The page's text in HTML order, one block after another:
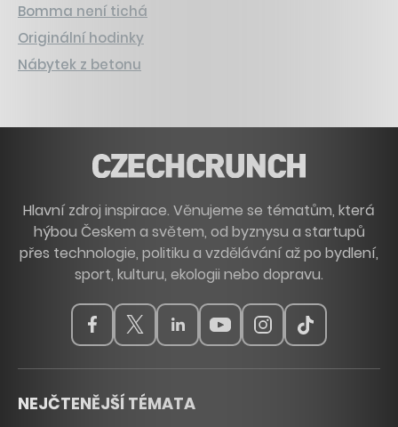
Bomma není tichá
Originální hodinky
Nábytek z betonu
Hlavní zdroj inspirace. Věnujeme se tématům, která
hýbou Českem a světem, od byznysu a startupů
přes technologie, politiku a vzdělávání až po bydlení,
sport, kulturu, ekologii nebo dopravu.
NEJČTENĚJŠÍ TÉMATA